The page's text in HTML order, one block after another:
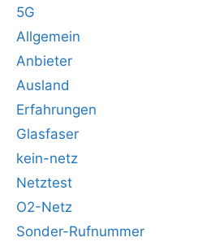
5G
Allgemein
Anbieter
Ausland
Erfahrungen
Glasfaser
kein-netz
Netztest
O2-Netz
Sonder-Rufnummer